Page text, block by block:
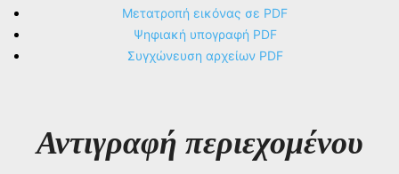
Μετατροπή εικόνας σε PDF
Ψηφιακή υπογραφή PDF
Συγχώνευση αρχείων PDF
Αντιγραφή περιεχομένου